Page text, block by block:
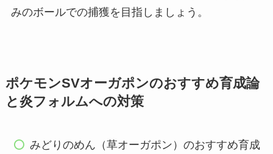
みのボールでの捕獲を目指しましょう。
ポケモンSVオーガポンのおすすめ育成論
と炎フォルムへの対策
みどりのめん（草オーガポン）のおすすめ育成